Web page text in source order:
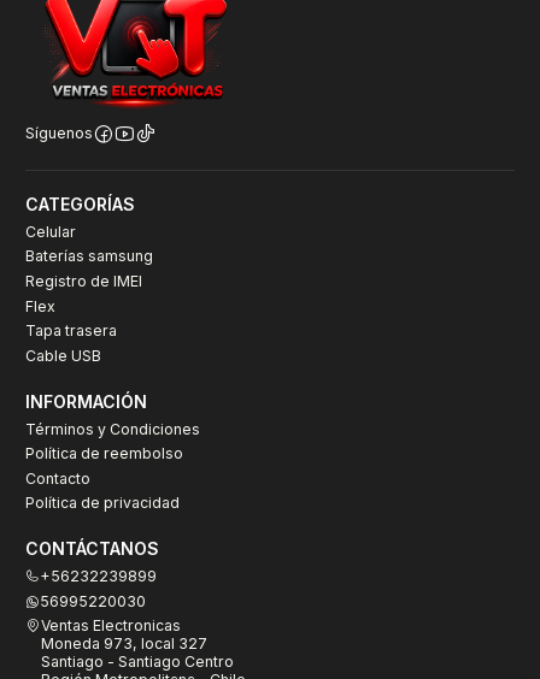
Síguenos
CATEGORÍAS
Celular
Baterías samsung
Registro de IMEI
Flex
Tapa trasera
Cable USB
INFORMACIÓN
Términos y Condiciones
Política de reembolso
Contacto
Política de privacidad
CONTÁCTANOS
+56232239899
56995220030
Ventas Electronicas
Moneda 973, local 327
Santiago - Santiago Centro